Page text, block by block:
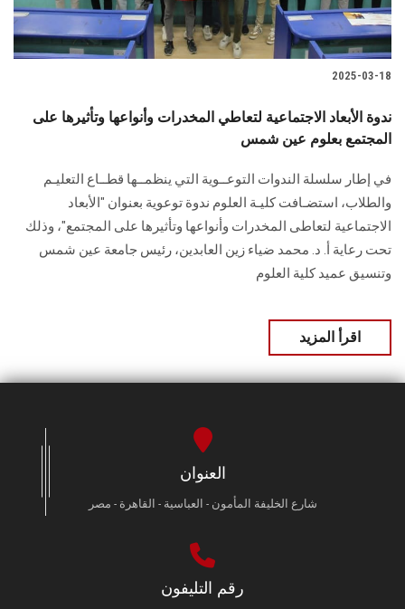
2025-03-18
ندوة الأبعاد الاجتماعية لتعاطي المخدرات وأنواعها وتأثيرها على
المجتمع بعلوم عين شمس
في إطار سلسلة الندوات التوعــوية التي ينظمــها قطــاع التعليـم
والطلاب، استضـافت كليـة العلوم ندوة توعوية بعنوان "الأبعاد
الاجتماعية لتعاطى المخدرات وأنواعها وتأثيرها على المجتمع"، وذلك
تحت رعاية أ. د. محمد ضياء زين العابدين، رئيس جامعة عين شمس
وتنسيق عميد كلية العلوم
اقرأ المزيد
العنوان
شارع الخليفة المأمون - العباسية - القاهرة - مصر
رقم التليفون